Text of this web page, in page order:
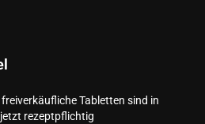
Tabletten sind in
rezeptpflichtig